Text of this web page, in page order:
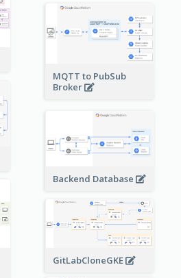
MQTT to PubSub
Broker
Backend Database
GitLabCloneGKE